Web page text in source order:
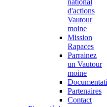
national
d'actions
Vautour
moine
Mission
Rapaces
Parrainez
un Vautour
moine
Partenaires
Contact